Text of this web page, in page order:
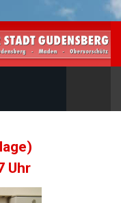
Uhr